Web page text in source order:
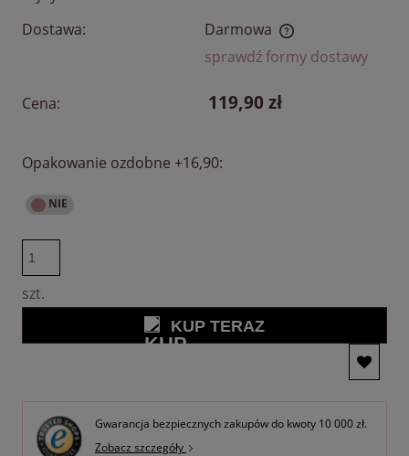
Dostawa:
Darmowa
Cena nie zawiera ewentualnych kosztów płatności
sprawdź formy dostawy
Cena: 119,90 zł
Opakowanie ozdobne +16,90:
szt.
KUP TERAZ
Gwarancja bezpiecznych zakupów do kwoty 10 000 zł.
Zobacz szczegóły